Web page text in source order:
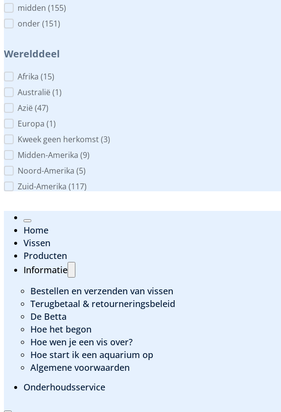
midden (155)
onder(151)
Werelddeel
Werelddeel
Afrika (15)
Australië (1)
Azië (47)
Europa (1)
Kweek geen herkomst(3)
Midden-Amerika (9)
Noord-Amerika (5)
Zuid-Amerika (117)
Home
Vissen
Producten
Informatie
Bestellen en verzenden van vissen
Terugbetaal & retourneringsbeleid
De Betta
Hoe het begon
Hoe wen je een vis over?
Hoe start ik een aquarium op
Algemene voorwaarden
Onderhoudsservice